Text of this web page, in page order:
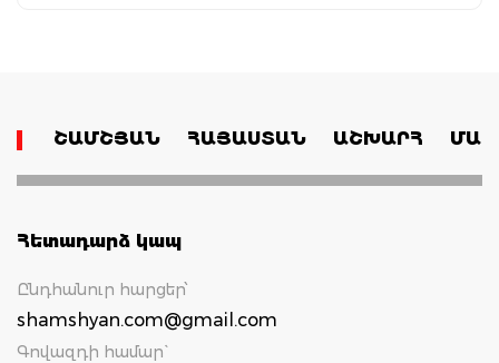
ՇԱՄՇՅԱՆ ՀԱՅԱՍՏԱՆ ԱՇԽԱՐՀ
Հետադարձ կապ
Ընդհանուր հարցեր՝
shamshyan.com@gmail.com
Գովազդի համար`